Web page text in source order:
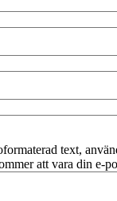
text,
att vara din e-